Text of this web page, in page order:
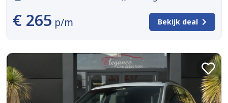
€ 265 p/m Bekijk deal